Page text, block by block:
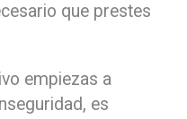
que prestes
empiezas a
es